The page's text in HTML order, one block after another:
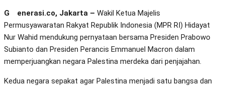
Generasi.co, Jakarta – Wakil Ketua Majelis
Permusyawaratan Rakyat Republik Indonesia (MPR RI) Hidayat
Nur Wahid mendukung pernyataan bersama Presiden Prabowo
Subianto dan Presiden Perancis Emmanuel Macron dalam
memperjuangkan negara Palestina merdeka dari penjajahan.
Kedua negara sepakat agar Palestina menjadi satu bangsa dan